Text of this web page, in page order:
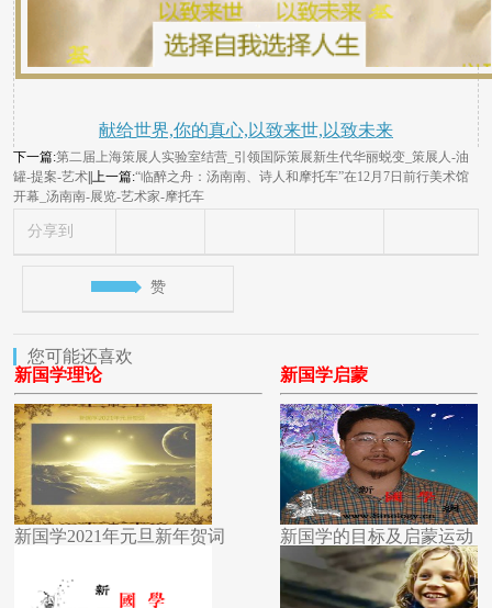
献给世界,你的真心,以致来世,以致未来
下一篇:第二届上海策展人实验室结营_引领国际策展新生代华丽蜕变_策展人-油
罐-提案-艺术 ||上一篇:“临醉之舟：汤南南、诗人和摩托车”在12月7日前行美术馆
开幕_汤南南-展览-艺术家-摩托车
分享到
赞
您可能还喜欢
新国学理论
新国学2021年元旦新年贺词
新国学启蒙
新国学的目标及启蒙运动